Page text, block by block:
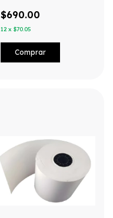
$690.00
12 x $70.05